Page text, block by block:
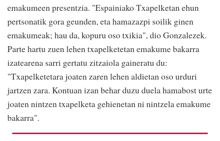
emakumeen presentzia. "Espainiako Txapelketan ehun
pertsonatik gora geunden, eta hamazazpi soilik ginen
emakumeak; hau da, kopuru oso txikia", dio Gonzalezek.
Parte hartu zuen lehen txapelketetan emakume bakarra
izatearena sarri gertatu zitzaiola gaineratu du:
"Txapelketetara joaten zaren lehen aldietan oso urduri
jartzen zara. Kontuan izan behar duzu duela hamabost urte
joaten nintzen txapelketa gehienetan ni nintzela emakume
bakarra".